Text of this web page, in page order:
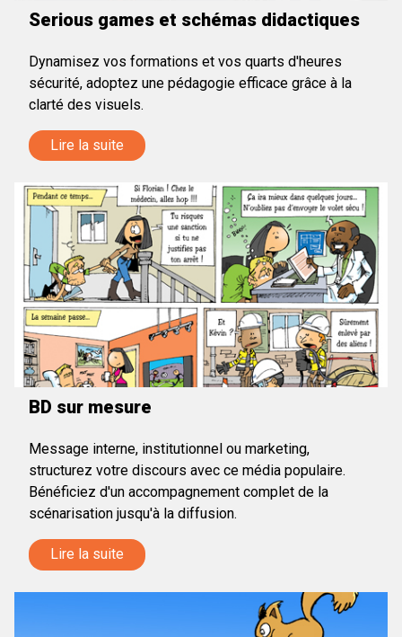
Serious games et schémas didactiques
Dynamisez vos formations et vos quarts d'heures
sécurité, adoptez une pédagogie efficace grâce à la
clarté des visuels.
Lire la suite
BD sur mesure
Message interne, institutionnel ou marketing,
structurez votre discours avec ce média populaire.
Bénéficiez d'un accompagnement complet de la
scénarisation jusqu'à la diffusion.
Lire la suite